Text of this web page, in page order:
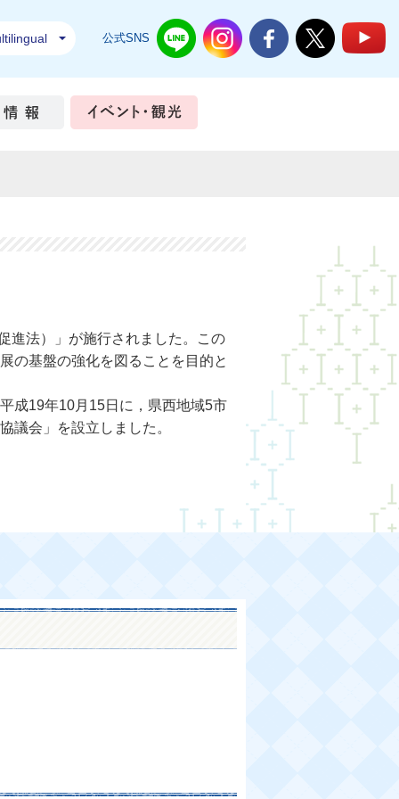
公式SNS 結城市公式LINE結城市公式Instagram
結城市公式Facebook
結城市公式
づくり 市政情報
進法）」が施行されました。この
の基盤の強化を図ることを目的と
成19年10月15日に，県西地域5市
議会」を設立しました。